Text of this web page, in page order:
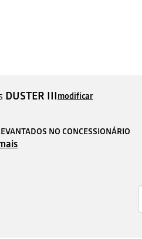
DUSTER IIImodificar
NO CONCESSIONÁRIO